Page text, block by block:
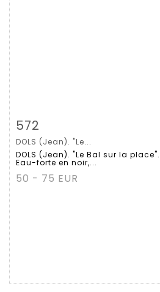
拍品详情
572
DOLS (Jean). "Le...
DOLS (Jean). "Le Bal sur la place".
Eau-forte en noir,...
50 - 75 EUR